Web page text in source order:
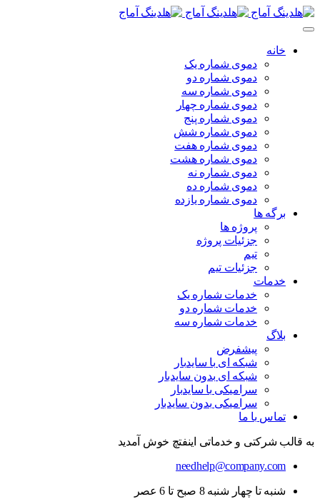
خانه
دموی شماره یک
دموی شماره دو
دموی شماره سه
دموی شماره چهار
دموی شماره پنج
دموی شماره شش
دموی شماره هفت
دموی شماره هشت
دموی شماره نه
دموی شماره ده
دموی شماره یازده
برگه ها
پروژه ها
جزئیات پروژه
تیم
جزئیات تیم
خدمات
خدمات شماره یک
خدمات شماره دو
خدمات شماره سه
بلاگ
پیشفرض
شبکه ای با سایدبار
شبکه ای بدون سایدبار
سرامیکی با سایدبار
سرامیکی بدون سایدبار
تماس با ما
به قالب شرکتی و خدماتی اینفتچ خوش آمدید
needhelp@company.com
شنبه تا چهار شنبه 8 صبح تا 6 عصر